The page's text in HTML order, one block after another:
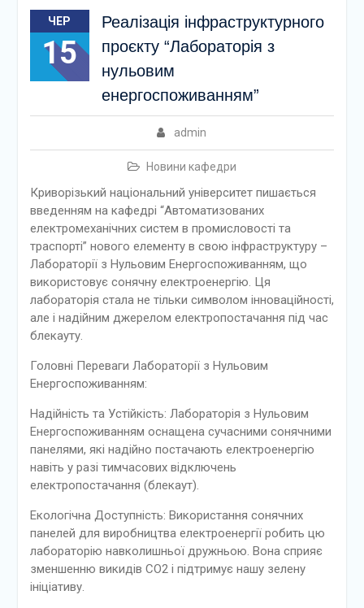
ЧЕР
15
Реалізація інфраструктурного
проєкту “Лабораторія з
нульовим
енергоспоживанням”
admin
Новини кафедри
Криворізький національний університет пишається
введенням на кафедрі “Автоматизованих
електромеханічних систем в промисловості та
траспорті” нового елементу в свою інфраструктуру –
Лабораторії з Нульовим Енергоспоживанням, що
використовує сонячну електроенергію. Ця
лабораторія стала не тільки символом інноваційності,
але і надійним джерелом електропостачання під час
блекауту.
Головні Переваги Лабораторії з Нульовим
Енергоспоживанням:
Надійність та Устійкість: Лабораторія з Нульовим
Енергоспоживанням оснащена сучасними сонячними
панелями, які надійно постачають електроенергію
навіть у разі тимчасових відключень
електропостачання (блекаут).
Екологічна Доступність: Використання сонячних
панелей для виробництва електроенергії робить цю
лабораторію навколишньої дружньою. Вона сприяє
зменшенню викидів CO2 і підтримує нашу зелену
ініціативу.